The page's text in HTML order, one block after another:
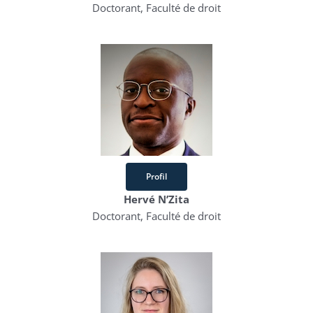
Doctorant, Faculté de droit
Profil
Hervé N’Zita
Doctorant, Faculté de droit